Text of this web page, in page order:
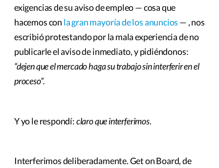
exigencias de su aviso de empleo — cosa que
hacemos con la gran mayoría de los anuncios — , nos
escribió protestando por la mala experiencia de no
publicarle el aviso de inmediato, y pidiéndonos:
“dejen que el mercado haga su trabajo sin interferir en el
proceso”.
Y yo le respondí:claro que interferimos.
Interferimos deliberadamente. Get on Board, de